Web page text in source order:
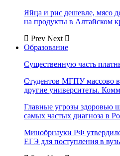
Яйца и рис дешевле, мясо
на продукты в Алтайском
Prev Next
Образование
Существенную часть
Студентов МГПУ массово
другие университеты.
Главные угрозы здоровью
самых частых диагноза в
Минобрнауки РФ
ЕГЭ для поступления в